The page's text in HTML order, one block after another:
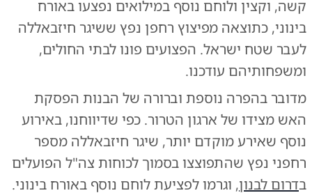
קשה, וקצין ולוחם נוסף במילואים נפצעו באורח
בינוני, כתוצאה מפיצוץ רחפן נפץ ששיגר חיזבאללה
לעבר שטח ישראל. הפצועים פונו לבתי החולים,
ומשפחותיהם עודכנו.
מדובר בהפרה נוספת וברורה של הבנות הפסקת
האש מצידו של ארגון הטרור. כפי שדיווחנו, באירוע
נוסף שאירע מוקדם יותר, שיגר חיזבאללה מספר
רחפני נפץ שהתפוצצו בסמוך לכוחות צה"ל הפועלים
בדרום לבנון, וגרמו לפציעת לוחם נוסף באורח בינוני.